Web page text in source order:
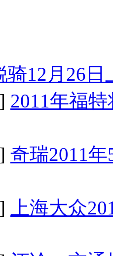
骑12月26
] 2011年福
] 奇瑞2011
]
上海大众